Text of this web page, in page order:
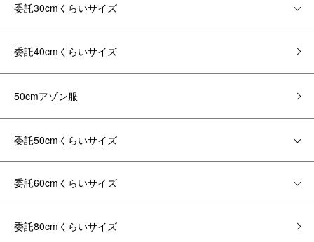
委託30cmくらいサイズ
委託40cmくらいサイズ
50cmアゾン服
委託50cmくらいサイズ
委託60cmくらいサイズ
委託80cmくらいサイズ